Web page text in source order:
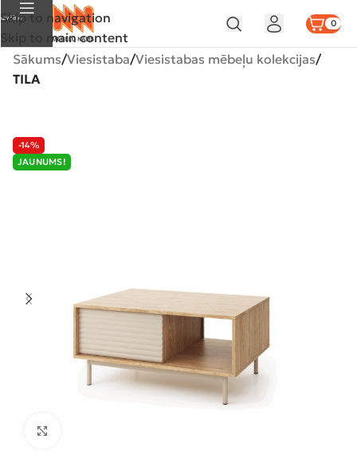
Skip to navigation
Skip to main content
Izvēlne 0
Sākums Viesistaba Viesistabas mēbeļu kolekcijas
TILA
-14%
JAUNUMS!